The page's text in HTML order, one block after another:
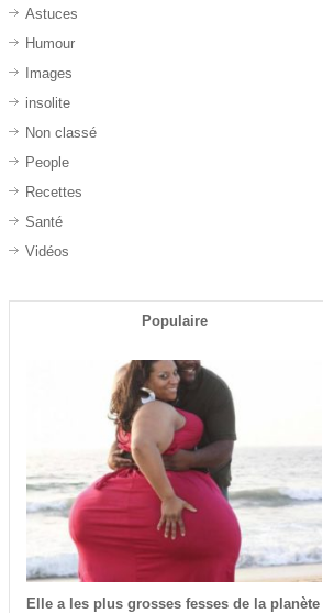
Astuces
Humour
Images
insolite
Non classé
People
Recettes
Santé
Vidéos
Populaire
Elle a les plus grosses fesses de la planète